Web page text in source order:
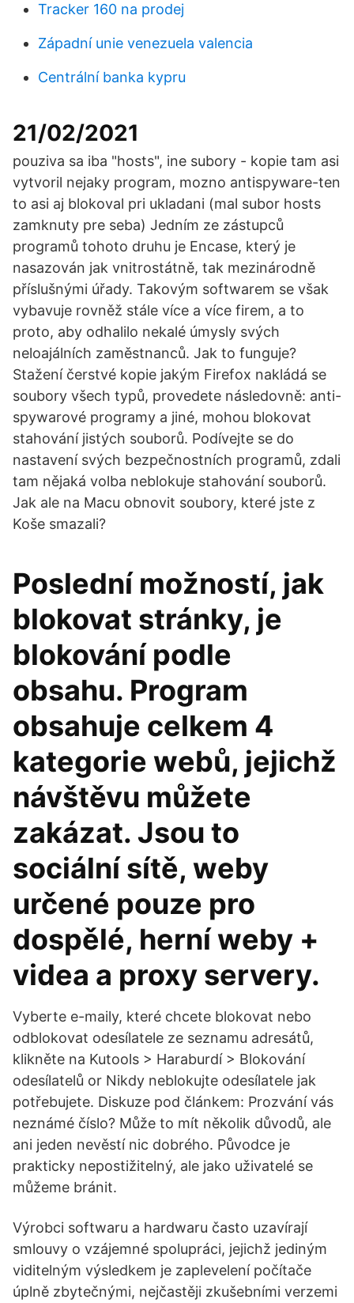
Tracker 160 na prodej
Západní unie venezuela valencia
Centrální banka kypru
21/02/2021
pouziva sa iba "hosts", ine subory - kopie tam asi
vytvoril nejaky program, mozno antispyware-ten
to asi aj blokoval pri ukladani (mal subor hosts
zamknuty pre seba) Jedním ze zástupců
programů tohoto druhu je Encase, který je
nasazován jak vnitrostátně, tak mezinárodně
příslušnými úřady. Takovým softwarem se však
vybavuje rovněž stále více a více firem, a to
proto, aby odhalilo nekalé úmysly svých
neloajálních zaměstnanců. Jak to funguje?
Stažení čerstvé kopie jakým Firefox nakládá se
soubory všech typů, provedete následovně: anti-
spywarové programy a jiné, mohou blokovat
stahování jistých souborů. Podívejte se do
nastavení svých bezpečnostních programů, zdali
tam nějaká volba neblokuje stahování souborů.
Jak ale na Macu obnovit soubory, které jste z
Koše smazali?
Poslední možností, jak
blokovat stránky, je
blokování podle
obsahu. Program
obsahuje celkem 4
kategorie webů, jejichž
návštěvu můžete
zakázat. Jsou to
sociální sítě, weby
určené pouze pro
dospělé, herní weby +
videa a proxy servery.
Vyberte e-maily, které chcete blokovat nebo
odblokovat odesílatele ze seznamu adresátů,
klikněte na Kutools > Haraburdí > Blokování
odesílatelů or Nikdy neblokujte odesílatele jak
potřebujete. Diskuze pod článkem: Prozvání vás
neznámé číslo? Může to mít několik důvodů, ale
ani jeden nevěstí nic dobrého. Původce je
prakticky nepostižitelný, ale jako uživatelé se
můžeme bránit.
Výrobci softwaru a hardwaru často uzavírají
smlouvy o vzájemné spolupráci, jejichž jediným
viditelným výsledkem je zaplevelení počítače
úplně zbytečnými, nejčastěji zkušebními verzemi